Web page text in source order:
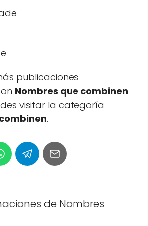
publicaciones
Nombres que combinen
visitar la categoría
.
de Nombres